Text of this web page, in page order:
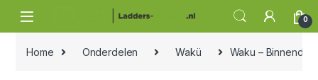
0
Home Onderdelen Wakü Waku –